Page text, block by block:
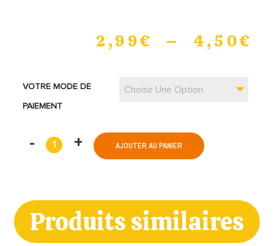
2,99€ – 4,50€
VOTRE MODE DE
PAIEMENT
Choisir Une Option
AJOUTER AU PANIER
Produits similaires